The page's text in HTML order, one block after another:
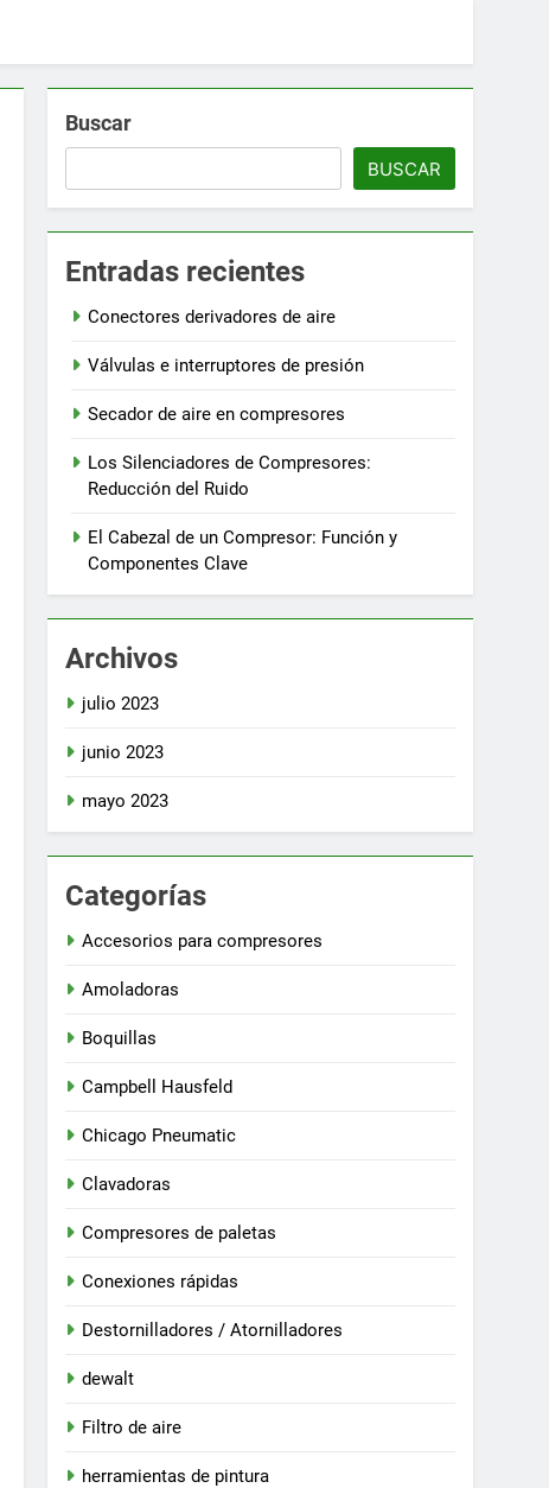
Buscar
BUSCAR
Entradas recientes
Conectores derivadores de aire
Válvulas e interruptores de presión
Secador de aire en compresores
Los Silenciadores de Compresores:
Reducción del Ruido
El Cabezal de un Compresor: Función y
Componentes Clave
Archivos
julio 2023
junio 2023
mayo 2023
Categorías
Accesorios para compresores
Amoladoras
Boquillas
Campbell Hausfeld
Chicago Pneumatic
Clavadoras
Compresores de paletas
Conexiones rápidas
Destornilladores / Atornilladores
dewalt
Filtro de aire
herramientas de pintura